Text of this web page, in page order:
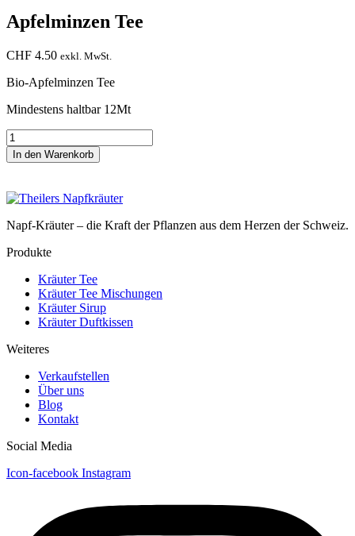
Apfelminzen Tee
CHF 4.50 exkl. MwSt.
Bio-Apfelminzen Tee
Mindestens haltbar 12Mt
Apfelminzen
Tee
Menge
In den Warenkorb
Napf-Kräuter – die Kraft der Pflanzen aus dem Herzen der Schweiz.
Produkte
Kräuter Tee
Kräuter Tee Mischungen
Kräuter Sirup
Kräuter Duftkissen
Weiteres
Verkaufstellen
Über uns
Blog
Kontakt
Social Media
Icon-facebook Instagram